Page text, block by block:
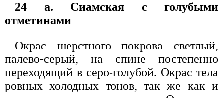
24 а. Сиамская с голубыми
отметинами
Окрас шерстного покрова светлый,
палево-серый, на спине постепенно
переходящий в серо-голубой. Окрас тела
ровных холодных тонов, так же как и